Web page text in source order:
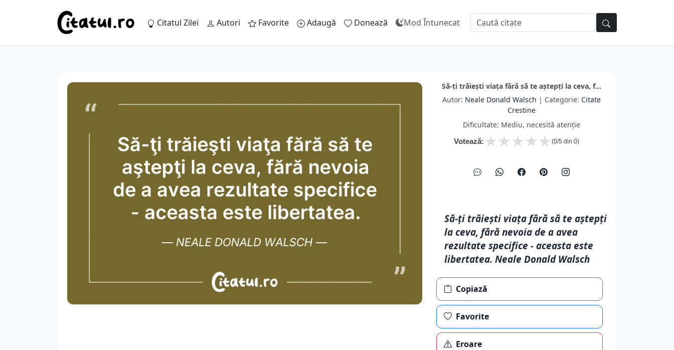
Citatul Zilei Autori Favorite Adaugă Donează Mod Întunecat
Să-ţi trăieşti viaţa fără să te aştepţi la ceva, f...
Autor: Neale Donald Walsch | Categorie: Citate
Crestine
Dificultate: Mediu, necesită atenție
Votează: ★
★
★
★
★ (0/5 din 0)
Să-ţi trăieşti viaţa fără să te aştepţi
la ceva, fără nevoia de a avea
rezultate specifice - aceasta este
libertatea. Neale Donald Walsch
Copiază
Favorite
Eroare